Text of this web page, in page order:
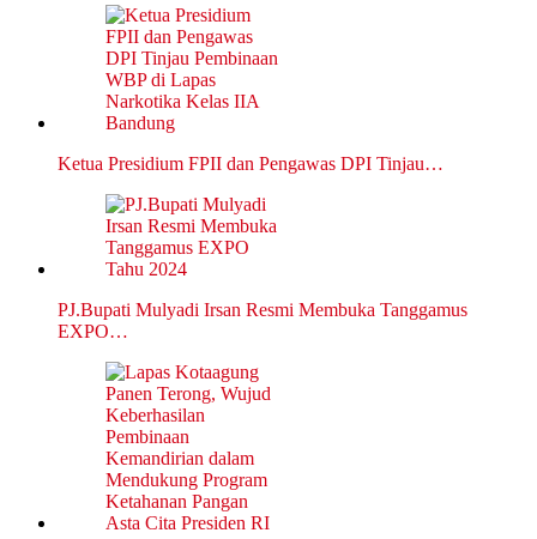
Ketua Presidium FPII dan Pengawas DPI Tinjau…
PJ.Bupati Mulyadi Irsan Resmi Membuka Tanggamus
EXPO…